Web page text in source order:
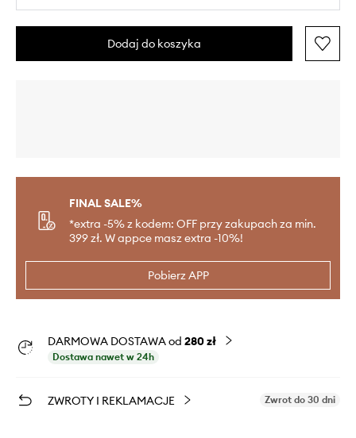
Dodaj do koszyka
FINAL SALE%
*extra -5% z kodem: OFF przy zakupach za min.
399 zł. W appce masz extra -10%!
Pobierz APP
DARMOWA DOSTAWA od 280 zł
Dostawa nawet w 24h
ZWROTY I REKLAMACJE Zwrot do 30 dni